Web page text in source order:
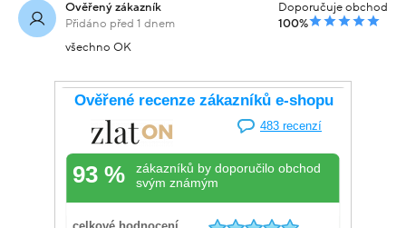
Ověřený zákazník
Přidáno před 1 dnem
Doporučuje obchod
100%
všechno OK